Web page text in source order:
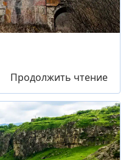
Продолжить чтение